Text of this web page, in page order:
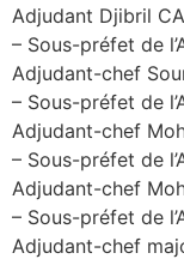
Adjudant Djibril
– Sous-préfet de
Adjudant-chef
– Sous-préfet de
Adjudant-chef
– Sous-préfet de
Adjudant-chef
– Sous-préfet de
Adjudant-chef